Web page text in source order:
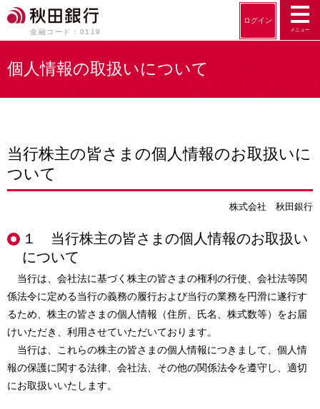
メニュー
ログイン
金融コード：0119
個人情報の取扱いについて
当行株主の皆さまの個人情報のお取扱いに
ついて
株式会社 秋田銀行
１ 当行株主の皆さまの個人情報のお取扱い
について
当行は、会社法に基づく株主の皆さまの権利の行使、会社法等関
係法令に定める当行の義務の履行および当行の業務を円滑に遂行す
るため、株主の皆さまの個人情報（住所、氏名、株式数等）をお届
けいただき、利用させていただいております。
当行は、これらの株主の皆さまの個人情報につきまして、個人情
報の保護に関する法律、会社法、その他の関係法令を遵守し、適切
にお取扱いいたします。